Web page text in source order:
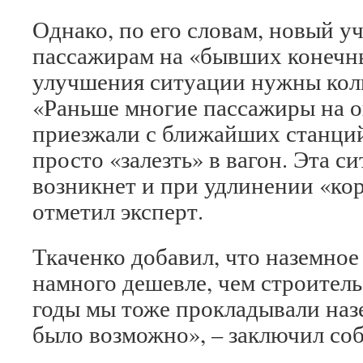
Однако, по его словам, новый
пассажирам на «бывших
улучшения ситуации нужны
«Раньше многие пассажиры на
приезжали с ближайших
просто «залезть» в вагон. Эта
возникнет и при удлинении
отметил эксперт.
Ткаченко добавил, что
намного дешевле, чем
годы мы тоже прокладывали
было возможно», – заключил